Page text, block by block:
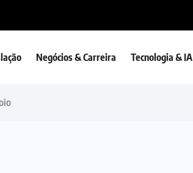
Negócios & Carreira Tecnologia & IA